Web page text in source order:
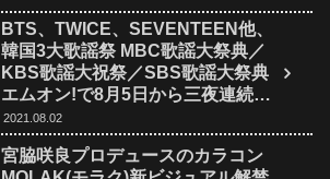
BTS、TWICE、SEVENTEEN他、
韓国3大歌謡祭 MBC歌謡大祭典／
KBS歌謡大祝祭／SBS歌謡大祭典
エムオン!で8月5日から三夜連続一
挙放送！
2021.08.02
宮脇咲良プロデュースのカラコン